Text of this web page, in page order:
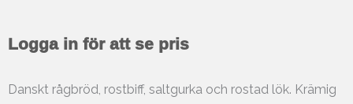
Logga in för att se pris
Danskt rågbröd, rostbiff, saltgurka och rostad lök. Krämig